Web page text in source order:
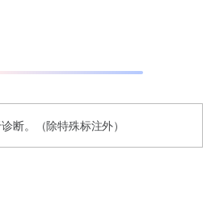
断。（除特殊标注外）